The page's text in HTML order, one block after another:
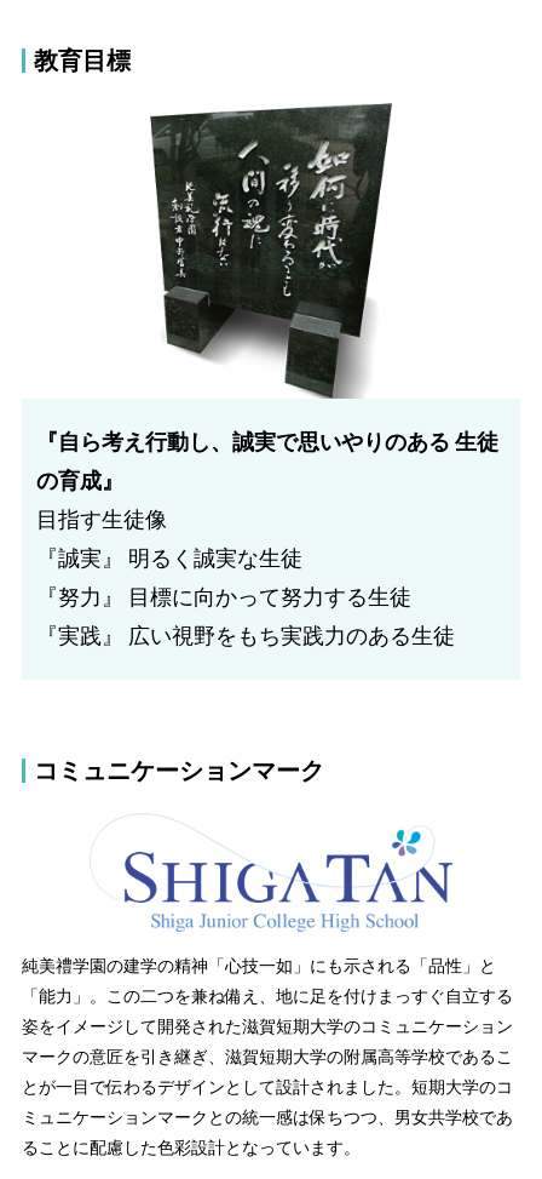
教育目標
『自ら考え行動し、誠実で思いやりのある 生徒
の育成』
目指す生徒像
『誠実』 明るく誠実な生徒
『努力』 目標に向かって努力する生徒
『実践』 広い視野をもち実践力のある生徒
コミュニケーションマーク
純美禮学園の建学の精神「心技一如」にも示される「品性」と
「能力」。この二つを兼ね備え、地に足を付けまっすぐ自立する
姿をイメージして開発された滋賀短期大学のコミュニケーション
マークの意匠を引き継ぎ、滋賀短期大学の附属高等学校であるこ
とが一目で伝わるデザインとして設計されました。短期大学のコ
ミュニケーションマークとの統一感は保ちつつ、男女共学校であ
ることに配慮した色彩設計となっています。